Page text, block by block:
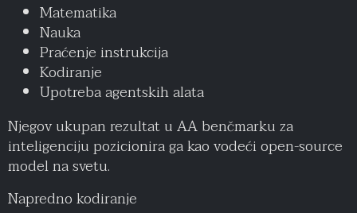
Matematika
Nauka
Praćenje instrukcija
Kodiranje
Upotreba agentskih alata
Njegov ukupan rezultat u AA benčmarku za
inteligenciju pozicionira ga kao vodeći open-source
model na svetu.
Napredno kodiranje